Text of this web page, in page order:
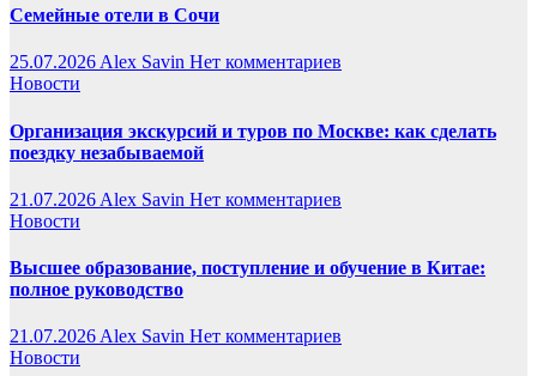
Семейные отели в Сочи
25.07.2026 Alex Savin Нет комментариев
Новости
Организация экскурсий и туров по Москве: как сделать
поездку незабываемой
21.07.2026 Alex Savin Нет комментариев
Новости
Высшее образование, поступление и обучение в Китае:
полное руководство
21.07.2026Alex Savin Нет комментариев
Новости